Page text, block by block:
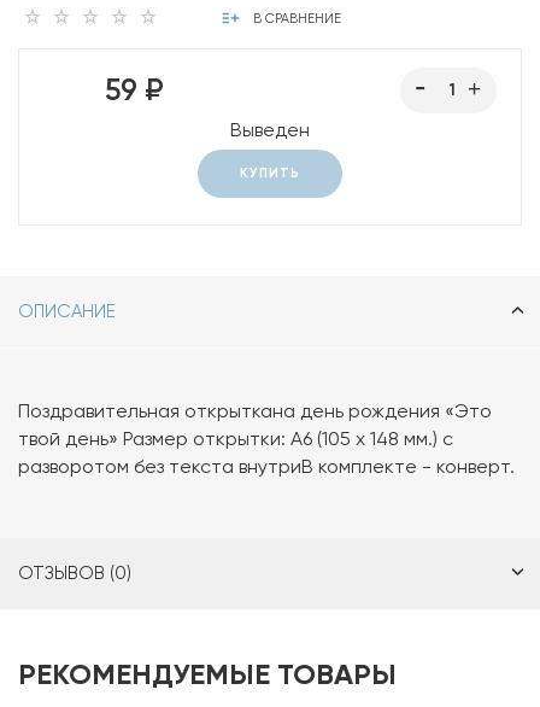
В СРАВНЕНИЕ
59 ₽
Выведен
КУПИТЬ
ОПИСАНИЕ
Поздравительная открыткана день рождения «Это
твой день» Размер открытки: А6 (105 х 148 мм.) с
разворотом без текста внутриВ комплекте - конверт.
ОТЗЫВОВ (0)
РЕКОМЕНДУЕМЫЕ ТОВАРЫ